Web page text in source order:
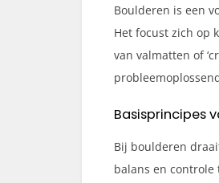
Boulderen is een
Het focust zich op
van valmatten of
Basisprincipes
Bij boulderen
balans en